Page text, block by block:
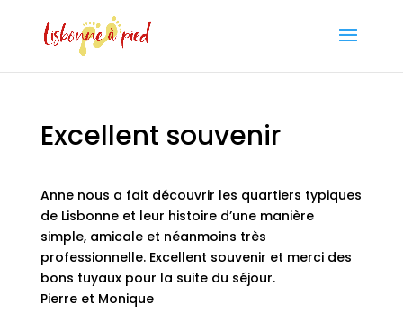
Excellent souvenir
Anne nous a fait découvrir les quartiers typiques
de Lisbonne et leur histoire d’une manière
simple, amicale et néanmoins très
professionnelle. Excellent souvenir et merci des
bons tuyaux pour la suite du séjour.
Pierre et Monique